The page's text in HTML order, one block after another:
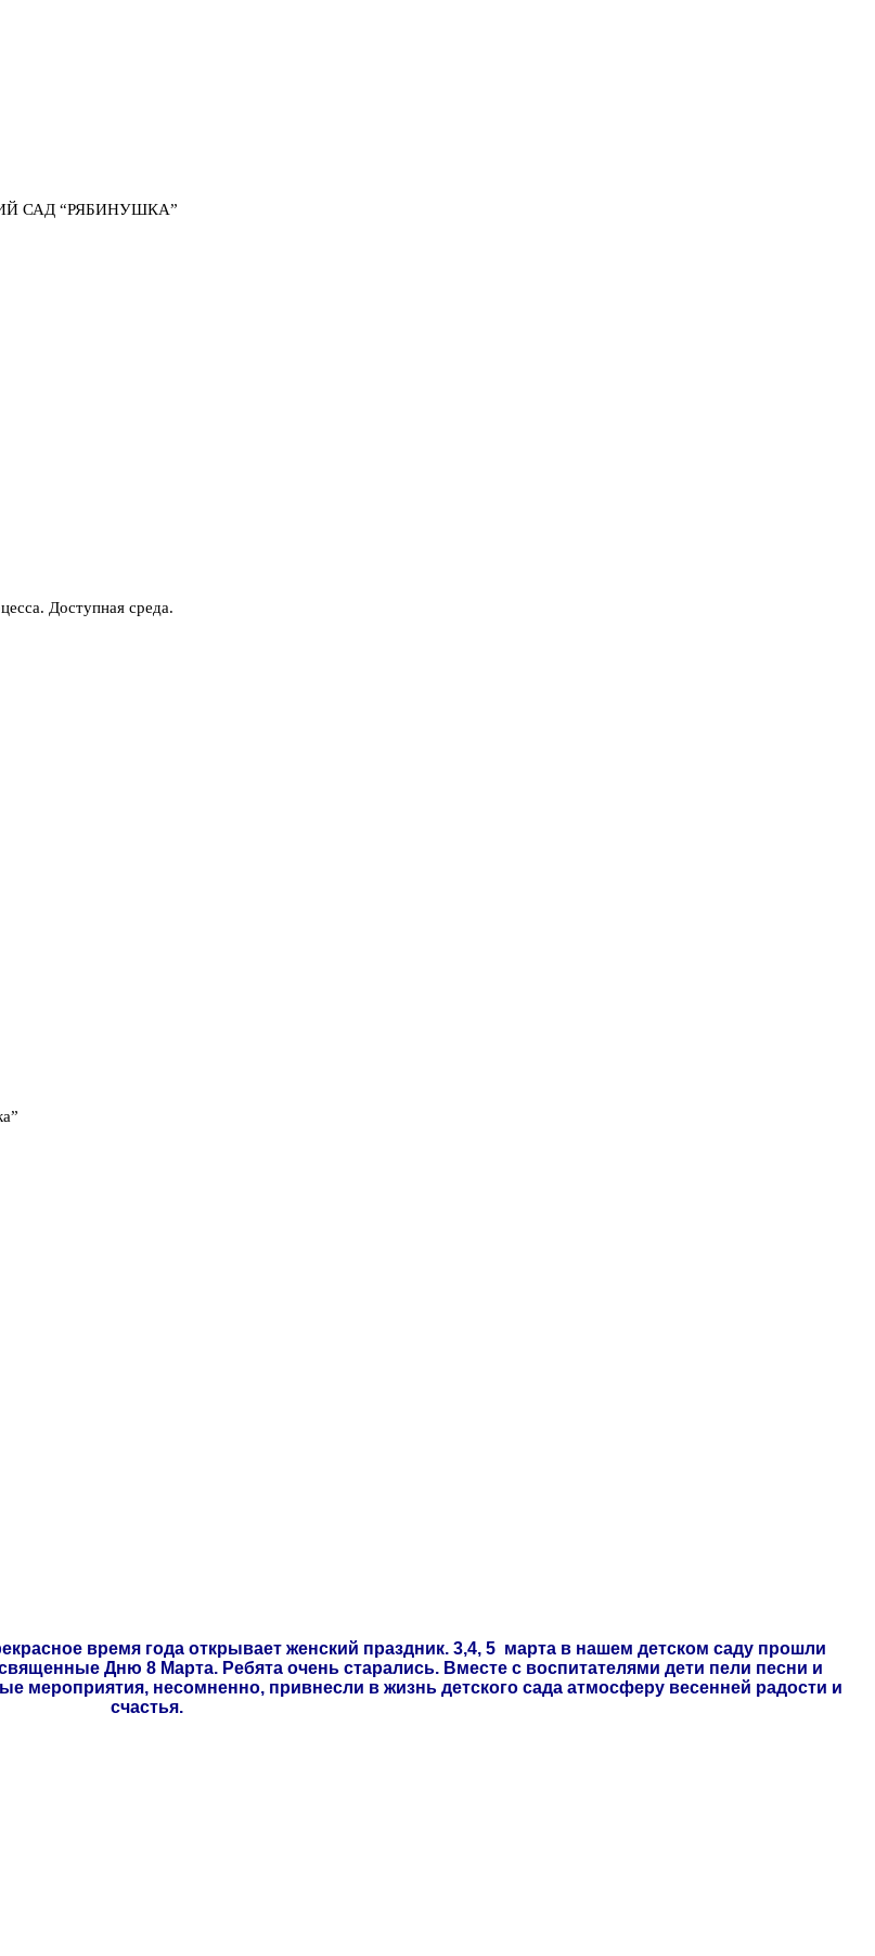
САД “РЯБИНУШКА”
Доступная среда.
время года открывает женский праздник. 3,4, 5 марта в нашем детском саду прошли
Дню 8 Марта. Ребята очень старались. Вместе с воспитателями дети пели песни и
мероприятия, несомненно, привнесли в жизнь детского сада атмосферу весенней радости и
счастья.